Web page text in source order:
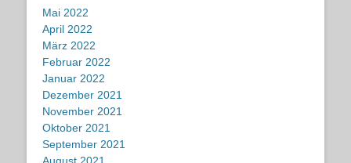
Mai 2022
April 2022
März 2022
Februar 2022
Januar 2022
Dezember 2021
November 2021
Oktober 2021
September 2021